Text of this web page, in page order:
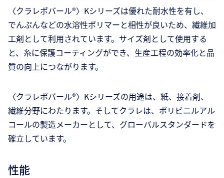
〈クラレポバール®〉Kシリーズは優れた耐水性を有し、
でんぷんなどの水溶性ポリマーと相性が良いため、繊維加
工剤として利用されています。サイズ剤として使用する
と、糸に保護コーティングができ、生産工程の効率化と品
質の向上につながります。
〈クラレポバール®〉Kシリーズの用途は、紙、接着剤、
繊維分野にわたります。そしてクラレは、ポリビニルアル
コールの製造メーカーとして、グローバルスタンダードを
確立しています。
性能